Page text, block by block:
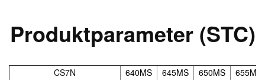
Produktparameter (STC)
CS7N 640MS 645MS 650MS
655MS